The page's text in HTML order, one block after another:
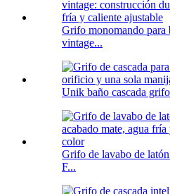
Grifo monomando para
vintage...
Unik baño cascada
Grifo de lavabo de
F...